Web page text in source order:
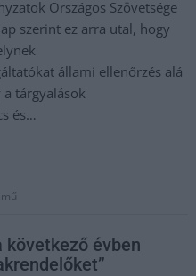
Országos Szövetsége
szerint ez arra utal, hogy
állami ellenőrzés alá
tárgyalások
és…
következő évben